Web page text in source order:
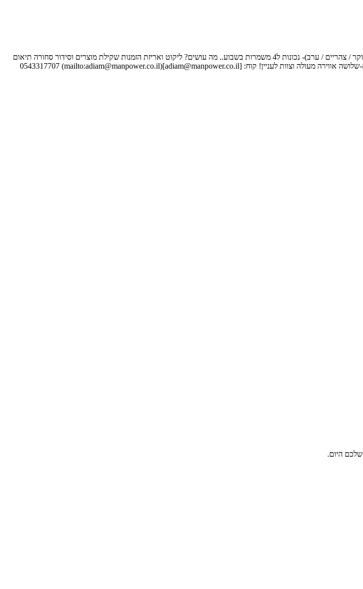
מתאים בול לסטודנטים/ות ולהורים! ‍‍‍ איפה? תל אביב השכר: 65 שח לשעה! המשמרות: רק 6 שעות! (בוקר / צהריים / ערב)- נכונות ל4 משמרות בשבוע.. מה עושים? ליקוט ואריזת הזמנות שקילת מוצרים וסידור סחורה תיאום
מול שליחים עבודה פיזית קלה (5-10 קג) תכלס: ימים א'-ה' (סבב משמרות נוח) ימי שישי אחת לשבועיים-שלושה אווירה מעולה וצוות לעניין! קוח: [adiam@manpower.co.il](mailto:adiam@manpower.co.il) 0543317707